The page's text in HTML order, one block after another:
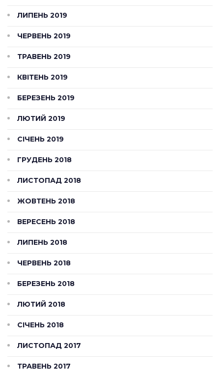
ЛИПЕНЬ 2019
ЧЕРВЕНЬ 2019
ТРАВЕНЬ 2019
КВІТЕНЬ 2019
БЕРЕЗЕНЬ 2019
ЛЮТИЙ 2019
СІЧЕНЬ 2019
ГРУДЕНЬ 2018
ЛИСТОПАД 2018
ЖОВТЕНЬ 2018
ВЕРЕСЕНЬ 2018
ЛИПЕНЬ 2018
ЧЕРВЕНЬ 2018
БЕРЕЗЕНЬ 2018
ЛЮТИЙ 2018
СІЧЕНЬ 2018
ЛИСТОПАД 2017
ТРАВЕНЬ 2017